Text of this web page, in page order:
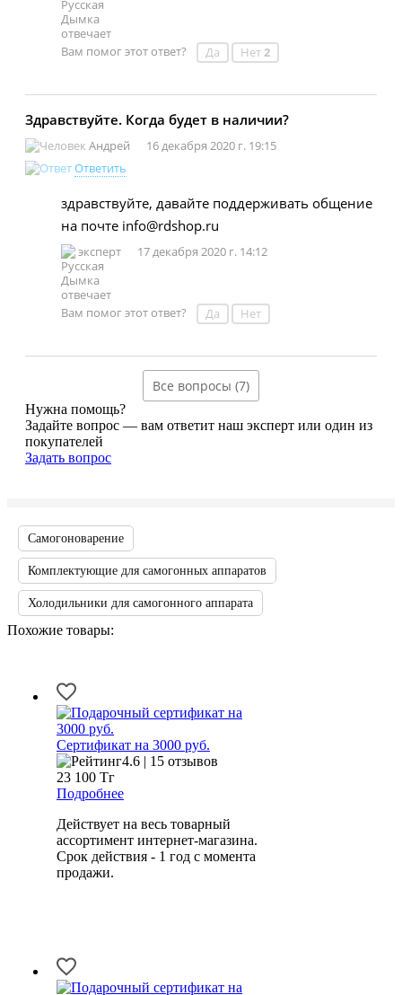
Вам помог этот ответ? Да Нет2
Здравствуйте. Когда будет в наличии?
Андрей
16 декабря 2020 г. 19:15
Ответить
здравствуйте, давайте поддерживать общение
на почте info@rdshop.ru
эксперт 17 декабря 2020 г. 14:12
Вам помог этот ответ? Да Нет
Все вопросы (7)
Нужна помощь?
Задайте вопрос — вам ответит наш эксперт или один из
покупателей
Задать вопрос
Самогоноварение
Комплектующие для самогонных аппаратов
Холодильники для самогонного аппарата
Похожие товары:
Сертификат на 3000 руб.
4.6 | 15 отзывов
23 100 Тг
Подробнее
Действует на весь товарный
ассортимент интернет-магазина.
Срок действия - 1 год с момента
продажи.